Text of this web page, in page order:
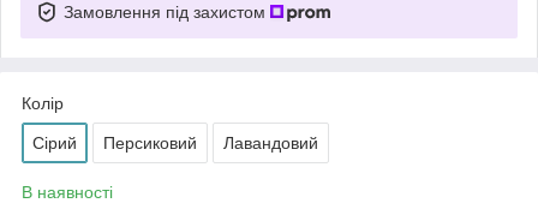
Замовлення під захистом
Колір
Сірий Персиковий Лавандовий
В наявності